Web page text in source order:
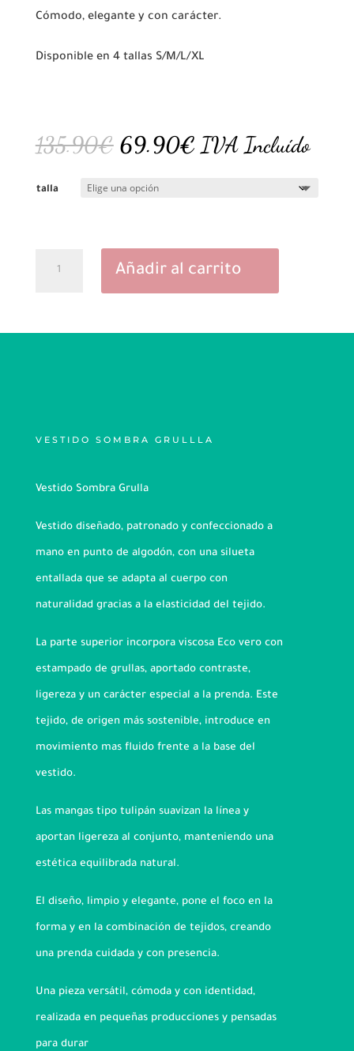
Cómodo, elegante y con carácter.
Disponible en 4 tallas S/M/L/XL
135.90€ El
precio
original
era:
69.90€El
precio
IVA Incluído
talla
Sombra
Añadir al carrito
VESTIDO SOMBRA GRULLLA
Vestido Sombra Grulla
Vestido diseñado, patronado y confeccionado a
mano en punto de algodón, con una silueta
entallada que se adapta al cuerpo con
naturalidad gracias a la elasticidad del tejido.
La parte superior incorpora viscosa Eco vero con
estampado de grullas, aportado contraste,
ligereza y un carácter especial a la prenda. Este
tejido, de origen más sostenible, introduce en
movimiento mas fluido frente a la base del
vestido.
Las mangas tipo tulipán suavizan la línea y
aportan ligereza al conjunto, manteniendo una
estética equilibrada natural.
El diseño, limpio y elegante, pone el foco en la
forma y en la combinación de tejidos, creando
una prenda cuidada y con presencia.
Una pieza versátil, cómoda y con identidad,
realizada en pequeñas producciones y pensadas
para durar